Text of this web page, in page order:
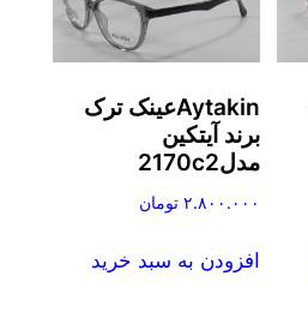
Aytakinعینک ترک
برند آیتکین
مدل2170c2
۲.۸۰۰.۰۰۰ تومان
افزودن به سبد خرید